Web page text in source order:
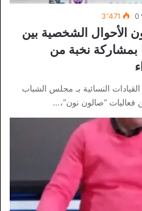
0 3٬471
الأحوال الشخصية بين
بمشاركة نخبة من
النسائية بـ مجلس الشباب
“صالون نون”،…